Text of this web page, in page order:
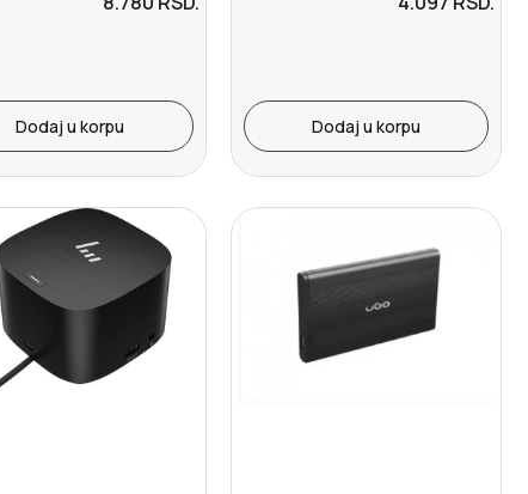
Dodaj u korpu Dodaj u korpu